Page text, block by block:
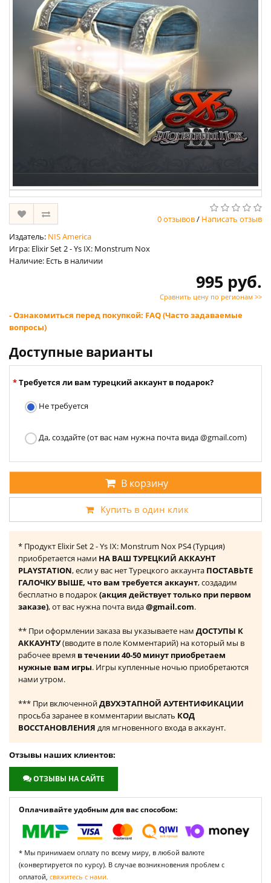
0 отзывов/ Написать отзыв
Издатель: NIS America
Игра: Elixir Set 2 - Ys IX: Monstrum Nox
Наличие: Есть в наличии
995 руб.
Сравнить цену по регионам >>
- Ознакомиться перед покупкой: FAQ (Часто задаваемые
вопросы)
Доступные варианты
Требуется ли вам турецкий аккаунт в подарок?
Не требуется
Да, создайте (от вас нам нужна почта вида @gmail.com)
В корзину
Купить в один клик
* Продукт Elixir Set 2 - Ys IX: Monstrum Nox PS4 (Турция)
приобретается нами НА ВАШ ТУРЕЦКИЙ АККАУНТ
PLAYSTATION, если у вас нет Турецкого аккаунта ПОСТАВЬТЕ
ГАЛОЧКУ ВЫШЕ, что вам требуется аккаунт, создадим
бесплатно в подарок(акция действует только при первом
заказе), от вас нужна почта вида@gmail.com.
** При оформлении заказа вы указываете нам ДОСТУПЫ К
АККАУНТУ(вводите в поле Комментарий) на который мы в
рабочее время в течении 40-50 минут приобретаем
нужные вам игры. Игры купленные ночью приобретаются
нами утром.
*** При включеннойДВУХЭТАПНОЙ АУТЕНТИФИКАЦИИ
просьба заранее в комментарии выслать КОД
ВОССТАНОВЛЕНИЯ для мгновенного входа в аккаунт.
Отзывы наших клиентов:
ОТЗЫВЫ НА САЙТЕ
Оплачивайте удобным для вас способом:
* Мы принимаем оплату по всему миру, в любой валюте
(конвертируется по курсу). В случае возникновения проблем с
оплатой, свяжитесь с нами.